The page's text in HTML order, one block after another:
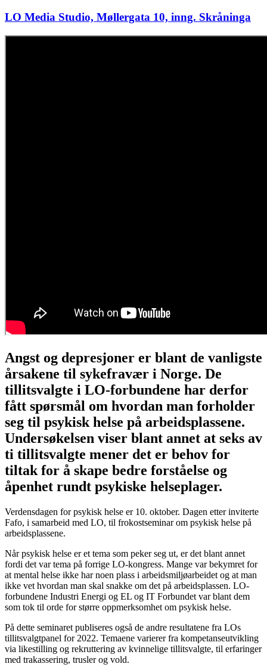
LO Media Studio, Møllergata 10, inng. Skråninga
Angst og depresjoner er blant de vanligste
årsakene til sykefravær i Norge. De
tillitsvalgte i LO-forbundene har derfor
fått spørsmål om hvordan man forholder
seg til psykisk helse på arbeidsplassene.
Undersøkelsen viser blant annet at seks av
ti tillitsvalgte mener det er behov for
tiltak for å skape bedre forståelse og
åpenhet rundt psykiske helseplager.
Verdensdagen for psykisk helse er 10. oktober. Dagen etter inviterte
Fafo, i samarbeid med LO, til frokostseminar om psykisk helse på
arbeidsplassene.
Når psykisk helse er et tema som peker seg ut, er det blant annet
fordi det var tema på forrige LO-kongress. Mange var bekymret for
at mental helse ikke har noen plass i arbeidsmiljøarbeidet og at man
ikke vet hvordan man skal snakke om det på arbeidsplassen. LO-
forbundene Industri Energi og EL og IT Forbundet var blant dem
som tok til orde for større oppmerksomhet om psykisk helse.
På dette seminaret publiseres også de andre resultatene fra LOs
tillitsvalgtpanel for 2022. Temaene varierer fra kompetanseutvikling
via likestilling og rekruttering av kvinnelige tillitsvalgte, til erfaringer
med trakassering, trusler og vold.